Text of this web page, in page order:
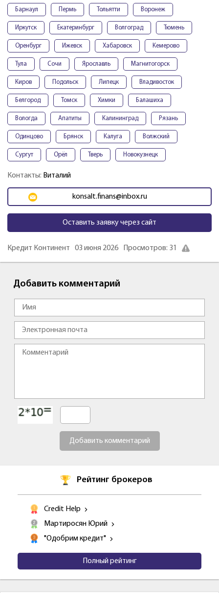
Барнаул Пермь Тольятти Воронеж
Иркутск Екатеринбург Волгоград Тюмень
Оренбург Ижевск Хабаровск Кемерово
Тула Сочи Ярославль Магнитогорск
Киров Подольск Липецк Владивосток
Белгород Томск Химки Балашиха
Вологда Апатиты Калининград Рязань
Одинцово Брянск Калуга Волжский
Сургут Орёл Тверь Новокузнецк
Контакты: Виталий
konsalt.finans@inbox.ru
Оставить заявку через сайт
Кредит Континент 03 июня 2026 Просмотров: 31
Добавить комментарий
Добавить комментарий
Рейтинг брокеров
Credit Help
Мартиросян Юрий
"Одобрим кредит"
Полный рейтинг